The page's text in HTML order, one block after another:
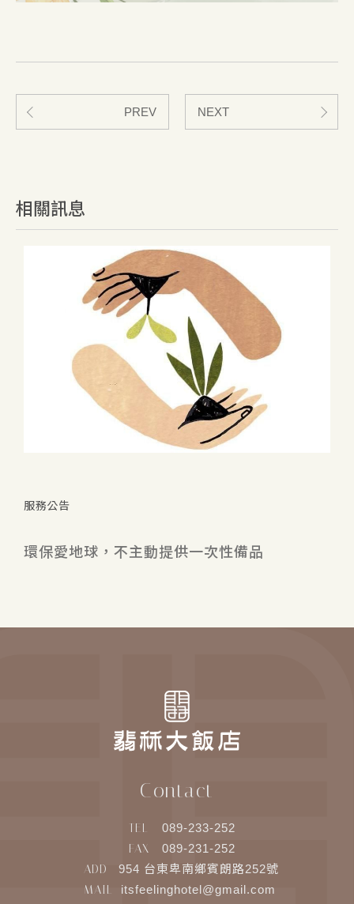
PREV NEXT
相關訊息
服務公告
環保愛地球，不主動提供一次性備品
Contact
TEL 089-233-252
FAX 089-231-252
ADD 954 台東卑南鄉賓朗路252號
MAIL itsfeelinghotel@gmail.com